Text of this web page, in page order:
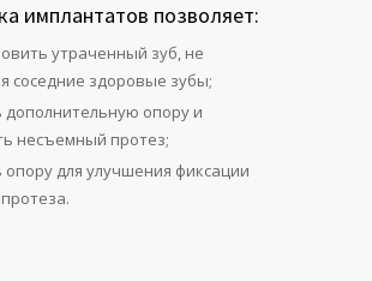
имплантатов позволяет:
утраченный зуб, не
соседние здоровые зубы;
дополнительную опору и
несъемный протез;
опору для улучшения фиксации